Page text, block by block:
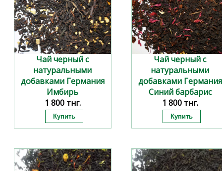
Чай черный с
натуральными
добавками Германия
Имбирь
1 800 тнг.
за 100 гр
Чай черный с
натуральными
добавками Германия
Синий барбарис
1 800 тнг.
за 100 гр